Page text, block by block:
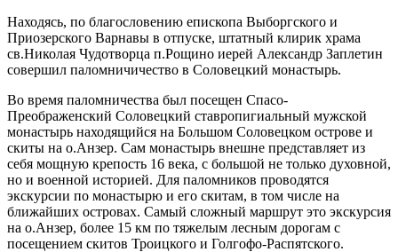
Находясь, по благословению епископа Выборгского и
Приозерского Варнавы в отпуске, штатный клирик храма
св.Николая Чудотворца п.Рощино иерей Александр Заплетин
совершил паломничичество в Соловецкий монастырь.
Во время паломничества был посещен Спасо-
Преображенский Соловецкий ставропигиальный мужской
монастырь находящийся на Большом Соловецком острове и
скиты на о.Анзер. Сам монастырь внешне представляет из
себя мощную крепость 16 века, с большой не только духовной,
но и военной историей. Для паломников проводятся
экскурсии по монастырю и его скитам, в том числе на
ближайших островах. Самый сложный маршрут это экскурсия
на о.Анзер, более 15 км по тяжелым лесным дорогам с
посещением скитов Троицкого и Голгофо-Распятского.